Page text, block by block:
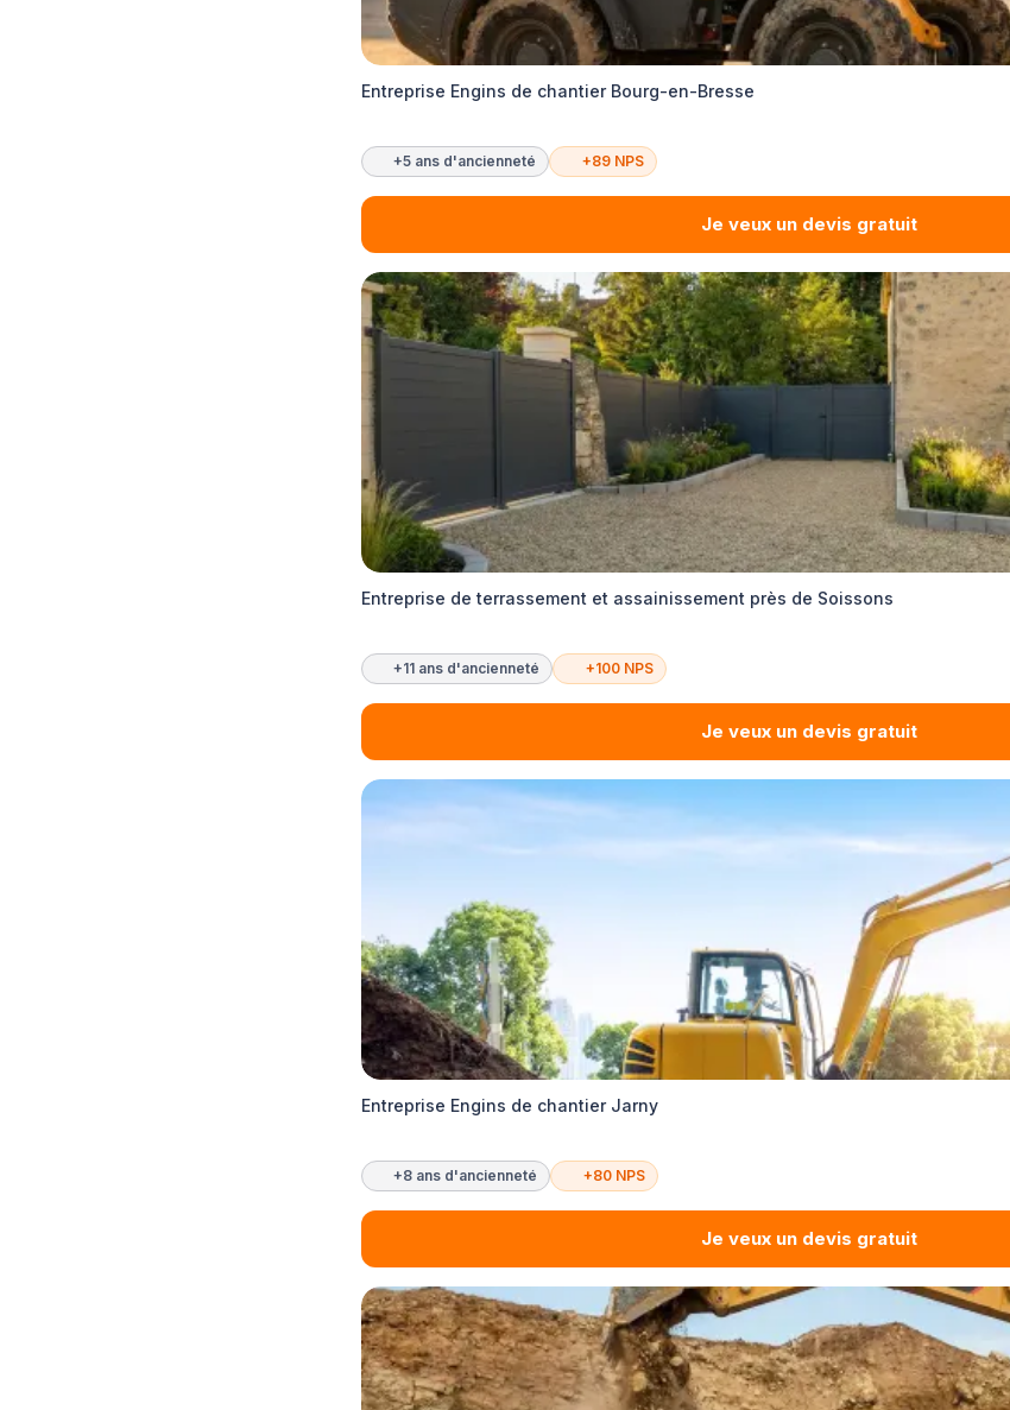
Entreprise Engins de chantier Bourg-en-Bresse
+5 ans d'ancienneté +89 NPS
Je veux un devis gratuit
Entreprise de terrassement et assainissement près de Soissons
+11 ans d'ancienneté +100 NPS
Je veux un devis gratuit
Entreprise Engins de chantier Jarny
+8 ans d'ancienneté +80 NPS
Je veux un devis gratuit